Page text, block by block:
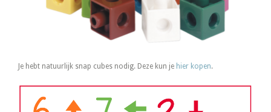
Je hebt natuurlijk snap cubes nodig. Deze kun je hier kopen.